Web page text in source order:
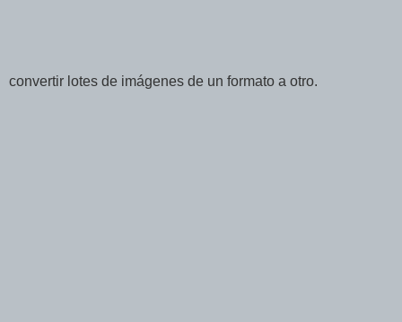
convertir lotes de imágenes de un formato a otro.